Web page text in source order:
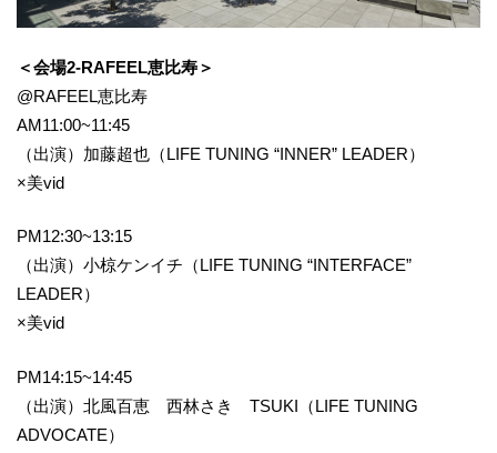
＜会場2-RAFEEL恵比寿＞
@RAFEEL恵比寿
AM11:00~11:45
（出演）加藤超也（LIFE TUNING “INNER” LEADER）
×美vid
PM12:30~13:15
（出演）小椋ケンイチ（LIFE TUNING “INTERFACE”
LEADER）
×美vid
PM14:15~14:45
（出演）北風百恵 西林さき TSUKI（LIFE TUNING
ADVOCATE）